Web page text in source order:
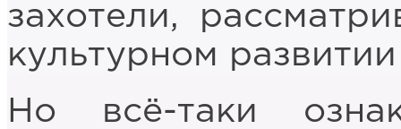
захотели,
культурном
Но всё-таки